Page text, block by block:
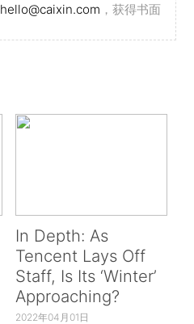
hello@caixin.com ，获得书面
In Depth: As
Tencent Lays Off
Staff, Is Its ‘Winter’
Approaching?
2022年04月01日